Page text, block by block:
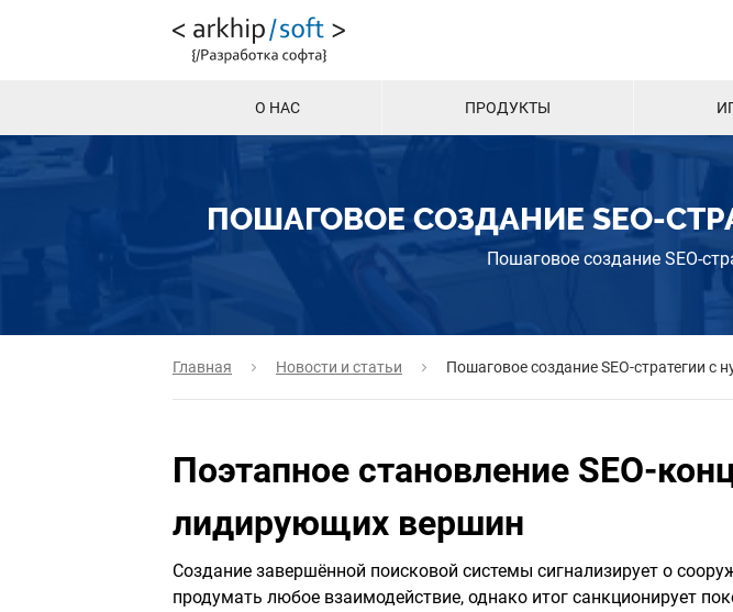
О НАС ПРОДУКТЫ
ПОШАГОВОЕ СОЗДАНИЕ SEO-
Пошаговое создание SEO-
Главная Новости и статьи Пошаговое создание SEO-стратегии с
Поэтапное становление SEO-
лидирующих вершин
Создание завершённой поисковой системы сигнализирует о
продумать любое взаимодействие, однако итог санкционирует